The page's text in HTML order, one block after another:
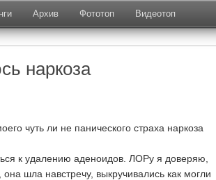
Архив Фототоп Видеотоп
наркоза
чуть ли не панического страха наркоза
к удалению аденоидов. ЛОРу я доверяю,
шла навстречу, выкручивались как могли